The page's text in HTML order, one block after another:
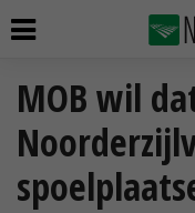
MOB wil